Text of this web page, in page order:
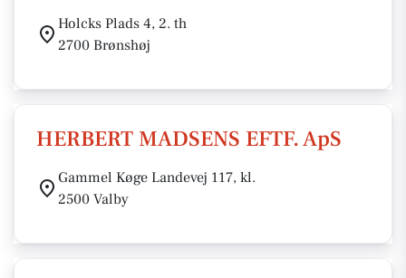
Holcks Plads 4, 2. th
2700 Brønshøj
HERBERT MADSENS EFTF. ApS
Gammel Køge Landevej 117, kl.
2500 Valby